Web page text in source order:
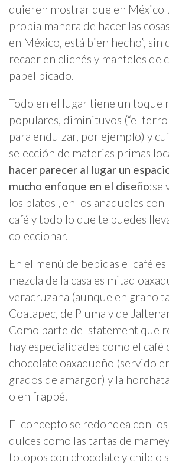
quieren mostrar que en México
propia manera de hacer las
en México, está bien hecho”, sin
recaer en clichés y manteles de
papel picado.
Todo en el lugar tiene un toque
populares, diminituvos (“el
para endulzar, por ejemplo) y
selección de materias primas
hacer parecer al lugar un
mucho enfoque en el diseño:se
los platos , en los anaqueles con
café y todo lo que te puedes
coleccionar.
En el menú de bebidas el café
mezcla de la casa es mitad
veracruzana (aunque en grano
Coatapec, de Pluma y de
Como parte del statement que
hay especialidades como el café
chocolate oaxaqueño (servido
grados de amargor) y la
o en frappé.
El concepto se redondea con
dulces como las tartas de
totopos con chocolate y chile o